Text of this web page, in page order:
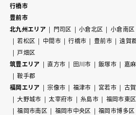
行橋市
豊前市
北九州エリア
門司区 小倉北区 小倉南区
若松区
中間市 行橋市 豊前市 遠賀
戸畑区
筑豊エリア
直方市 田川市 飯塚市 嘉
鞍手郡
福岡エリア
宗像市 福津市 宮若市 古
大野城市
太宰府市 糸島市 福岡市東区
福岡市南区
福岡市中央区 福岡市博多区